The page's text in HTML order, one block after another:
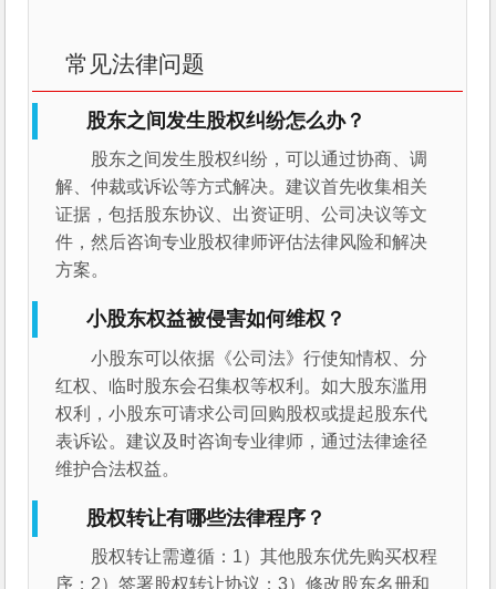
常见法律问题
股东之间发生股权纠纷怎么办？
股东之间发生股权纠纷，可以通过协商、调
解、仲裁或诉讼等方式解决。建议首先收集相关
证据，包括股东协议、出资证明、公司决议等文
件，然后咨询专业股权律师评估法律风险和解决
方案。
小股东权益被侵害如何维权？
小股东可以依据《公司法》行使知情权、分
红权、临时股东会召集权等权利。如大股东滥用
权利，小股东可请求公司回购股权或提起股东代
表诉讼。建议及时咨询专业律师，通过法律途径
维护合法权益。
股权转让有哪些法律程序？
股权转让需遵循：1）其他股东优先购买权程
序；2）签署股权转让协议；3）修改股东名册和